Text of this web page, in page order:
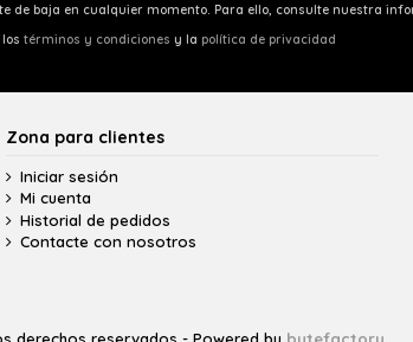
de baja en cualquier momento. Para ello, consulte nuestra
términos y condiciones y la política de privacidad
Zona para clientes
Iniciar sesión
Mi cuenta
Historial de pedidos
Contacte con nosotros
derechos reservados - Powered by bytefactory